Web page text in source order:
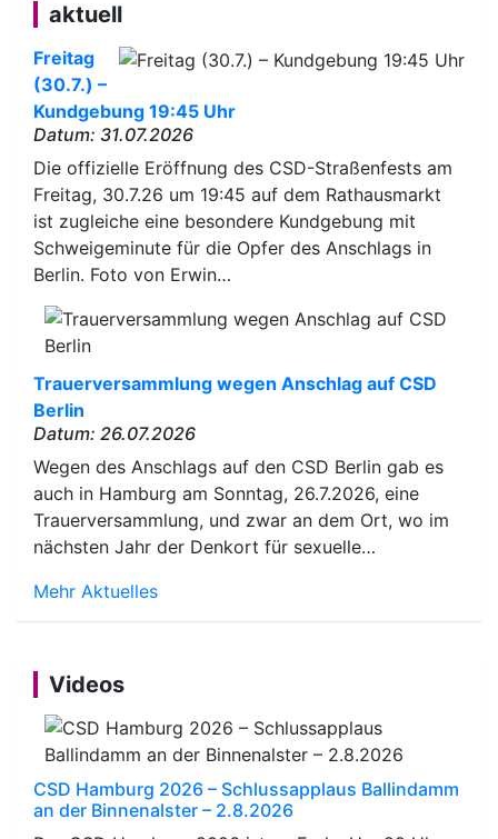
aktuell
Freitag
(30.7.) –
Kundgebung 19:45 Uhr
Datum: 31.07.2026
Die offizielle Eröffnung des CSD-Straßenfests am
Freitag, 30.7.26 um 19:45 auf dem Rathausmarkt
ist zugleiche eine besondere Kundgebung mit
Schweigeminute für die Opfer des Anschlags in
Berlin. Foto von Erwin…
Trauerversammlung wegen Anschlag auf CSD
Berlin
Datum: 26.07.2026
Wegen des Anschlags auf den CSD Berlin gab es
auch in Hamburg am Sonntag, 26.7.2026, eine
Trauerversammlung, und zwar an dem Ort, wo im
nächsten Jahr der Denkort für sexuelle…
Mehr Aktuelles
Videos
CSD Hamburg 2026 – Schlussapplaus Ballindamm
an der Binnenalster – 2.8.2026